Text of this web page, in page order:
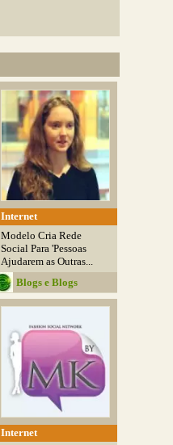
Internet
Modelo Cria Rede
Social Para 'Pessoas
Ajudarem as Outras...
Blogs e Blogs
Internet